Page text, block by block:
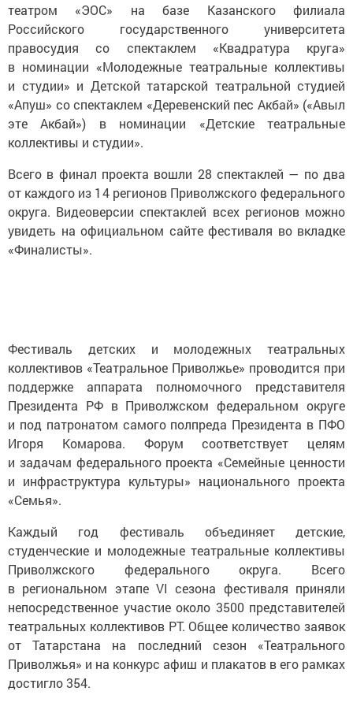
театром «ЭОС» на базе Казанского филиала
Российского государственного университета
правосудия со спектаклем «Квадратура круга»
в номинации «Молодежные театральные коллективы
и студии» и Детской татарской театральной студией
«Апуш» со спектаклем «Деревенский пес Акбай» («Авыл
эте Акбай») в номинации «Детские театральные
коллективы и студии».
Всего в финал проекта вошли 28 спектаклей — по два
от каждого из 14 регионов Приволжского федерального
округа. Видеоверсии спектаклей всех регионов можно
увидеть на официальном сайте фестиваля во вкладке
«Финалисты».
Фестиваль детских и молодежных театральных
коллективов «Театральное Приволжье» проводится при
поддержке аппарата полномочного представителя
Президента РФ в Приволжском федеральном округе
и под патронатом самого полпреда Президента в ПФО
Игоря Комарова. Форум соответствует целям
и задачам федерального проекта «Семейные ценности
и инфраструктура культуры» национального проекта
«Семья».
Каждый год фестиваль объединяет детские,
студенческие и молодежные театральные коллективы
Приволжского федерального округа. Всего
в региональном этапе VI сезона фестиваля приняли
непосредственное участие около 3500 представителей
театральных коллективов РТ. Общее количество заявок
от Татарстана на последний сезон «Театрального
Приволжья» и на конкурс афиш и плакатов в его рамках
достигло 354.